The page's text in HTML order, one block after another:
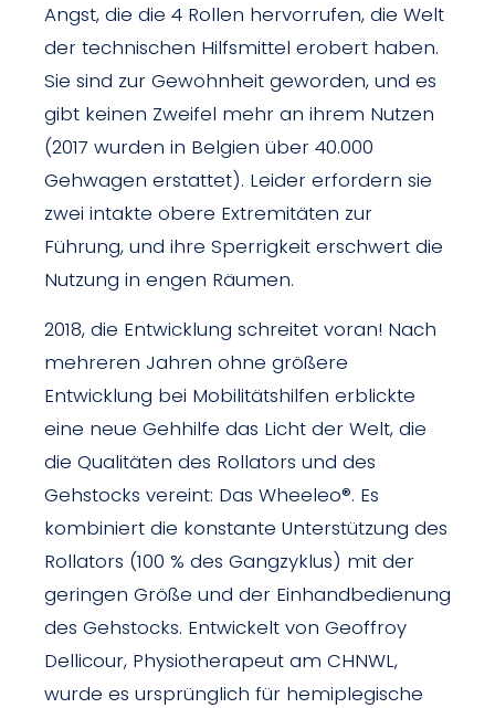
Angst, die die 4 Rollen hervorrufen, die Welt
der technischen Hilfsmittel erobert haben.
Sie sind zur Gewohnheit geworden, und es
gibt keinen Zweifel mehr an ihrem Nutzen
(2017 wurden in Belgien über 40.000
Gehwagen erstattet). Leider erfordern sie
zwei intakte obere Extremitäten zur
Führung, und ihre Sperrigkeit erschwert die
Nutzung in engen Räumen.
2018, die Entwicklung schreitet voran! Nach
mehreren Jahren ohne größere
Entwicklung bei Mobilitätshilfen erblickte
eine neue Gehhilfe das Licht der Welt, die
die Qualitäten des Rollators und des
Gehstocks vereint: Das Wheeleo®. Es
kombiniert die konstante Unterstützung des
Rollators (100 % des Gangzyklus) mit der
geringen Größe und der Einhandbedienung
des Gehstocks. Entwickelt von Geoffroy
Dellicour, Physiotherapeut am CHNWL,
wurde es ursprünglich für hemiplegische